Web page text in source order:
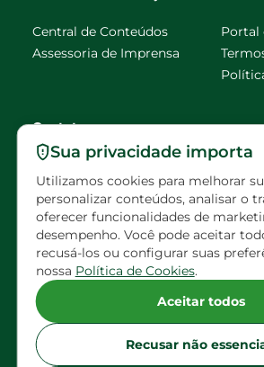
Sua privacidade importa
Utilizamos cookies para melhorar
personalizar conteúdos, analisar o
oferecer funcionalidades de
desempenho. Você pode aceitar
recusá-los ou configurar suas
nossa Política de Cookies.
Aceitar todos
Recusar não
Central de Conteúdos
Assessoria de Imprensa
Portal
Contato
faleconosco@eldorado
brasil.com.br
Visitas agendadas
Configuração de Cookies
Siga Eldorado nas redes sociais